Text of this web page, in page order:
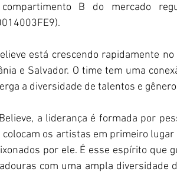
B do mercado
está crescendo rapidamente
e Salvador. O time tem uma
a diversidade de talentos e
a liderança é formada por
colocam os artistas em primeiro
por ele. É esse espírito que
com uma ampla diversidade